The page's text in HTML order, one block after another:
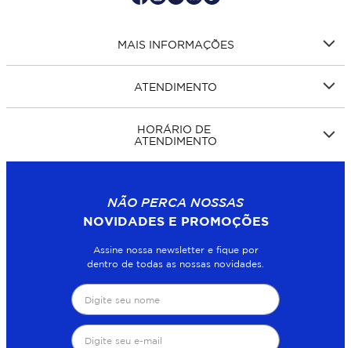
MAIS INFORMAÇÕES
ATENDIMENTO
HORÁRIO DE
ATENDIMENTO
NÃO PERCA NOSSAS
NOVIDADES E PROMOÇÕES
Assine nossa newsletter e fique por
dentro de todas as nossas novidades.